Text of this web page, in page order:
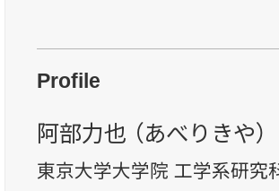
Profile
阿部力也 （あべりきや）
東京大学大学院 工学系研